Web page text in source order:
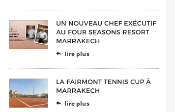
 lire plus
 lire plus